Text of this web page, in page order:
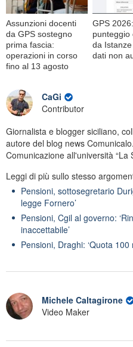
Assunzioni docenti
da GPS sostegno
prima fascia:
operazioni in corso
fino al 13 agosto
GPS
punteggio
da Istanze
dati non
CaGi
Contributor
Giornalista e blogger siciliano,
autore del blog news
Comunicazione all'università “La
Leggi di più sullo stesso
Pensioni, sottosegretario
legge Fornero’
Pensioni, Cgil al governo:
inaccettabile’
Pensioni, Draghi: ‘Quota
Michele Caltagirone
Video Maker